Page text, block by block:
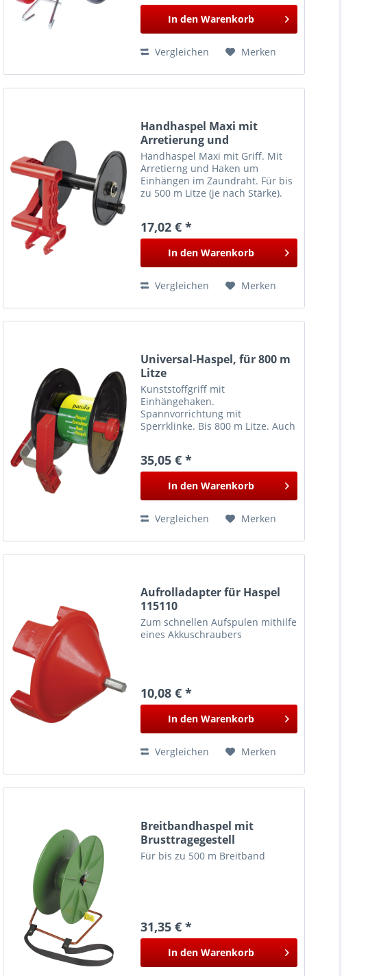
In den Warenkorb
Vergleichen Merken
Handhaspel Maxi mit
Arretierung und
Einhängehaken, für bis zu
600 m Litze
Handhaspel Maxi mit Griff. Mit
Arretierng und Haken um
Einhängen im Zaundraht. Für bis
zu 500 m Litze (je nach Stärke).
Weide oder für kurze
Mobilzäune.
17,02 € *
In den Warenkorb
Vergleichen Merken
Universal-Haspel, für 800 m
Litze
Kunststoffgriff mit
Einhängehaken.
Spannvorrichtung mit
Sperrklinke. Bis 800 m Litze. Auch
35,05 € *
In den Warenkorb
Vergleichen Merken
Aufrolladapter für Haspel
115110
Zum schnellen Aufspulen mithilfe
eines Akkuschraubers
10,08 € *
In den Warenkorb
Vergleichen Merken
Breitbandhaspel mit
Brusttragegestell
Für bis zu 500 m Breitband
31,35 € *
In den Warenkorb